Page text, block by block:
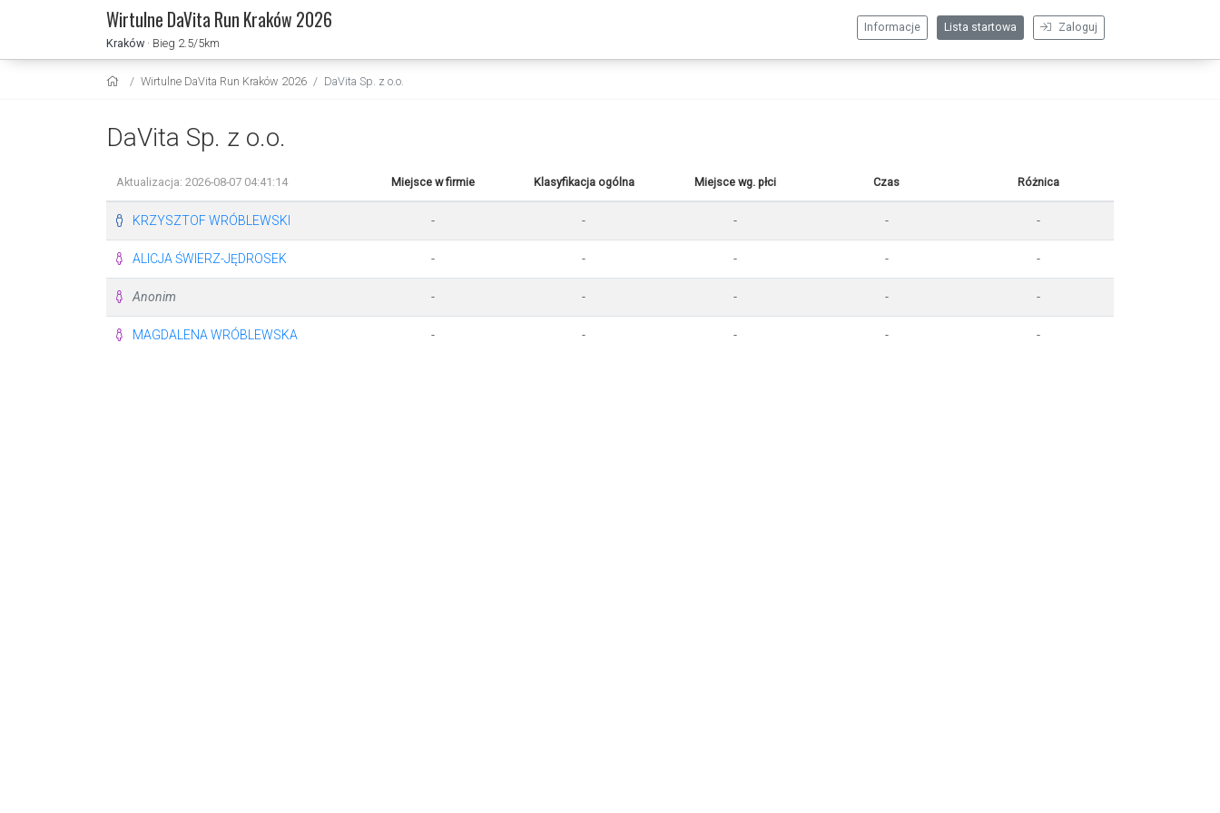
Wirtulne DaVita Run Kraków 2026
Kraków · Bieg 2.5/5km
Zaloguj
Lista startowa
Informacje
Wirtulne DaVita Run Kraków 2026 DaVita Sp. z o.o.
DaVita Sp. z o.o.
Aktualizacja: 2026-08-07 04:41:14 Miejsce w firmie Klasyfikacja ogólna Miejsce wg. płci Czas Różnica
KRZYSZTOF WRÓBLEWSKI - - - - -
ALICJA ŚWIERZ-JĘDROSEK - - - - -
Anonim - - - - -
MAGDALENA WRÓBLEWSKA - - - - -